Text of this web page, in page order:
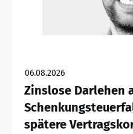
06.08.2026
Zinslose Darlehen
spätere